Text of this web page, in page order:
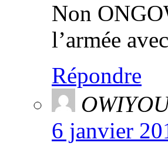
Non
l’armée
Répondre
6 janvier